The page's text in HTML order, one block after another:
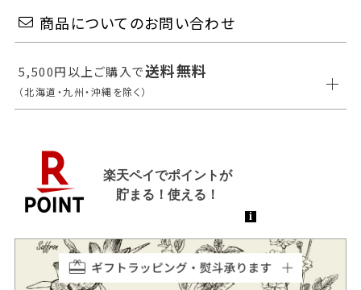
商品についてのお問い合わせ
5,500円以上ご購入で送料無料
（北海道・九州・沖縄を除く）